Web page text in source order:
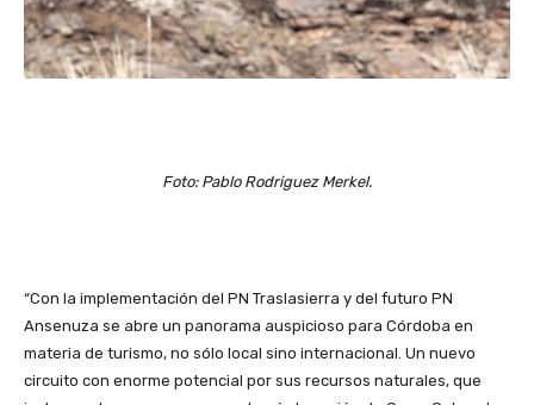
Foto: Pablo Rodriguez Merkel.
“Con la implementación del PN Traslasierra y del futuro PN
Ansenuza se abre un panorama auspicioso para Córdoba en
materia de turismo, no sólo local sino internacional. Un nuevo
circuito con enorme potencial por sus recursos naturales, que